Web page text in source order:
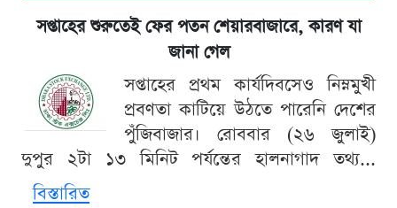
সপ্তাহের শুরুতেই ফের পতন শেয়ারবাজারে, কারণ যা
জানা গেল
সপ্তাহের প্রথম কার্যদিবসেও নিম্নমুখী
প্রবণতা কাটিয়ে উঠতে পারেনি দেশের
পুঁজিবাজার। রোববার (২৬ জুলাই)
দুপুর ২টা ১৩ মিনিট পর্যন্তের হালনাগাদ তথ্য...
বিস্তারিত